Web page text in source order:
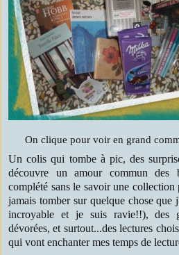
On clique pour voir en grand
Un colis qui tombe à pic, des
découvre un amour commun des
complété sans le savoir une collection
jamais tomber sur quelque chose que
incroyable et je suis ravie!!), des
dévorées, et surtout...des lectures
qui vont enchanter mes temps de